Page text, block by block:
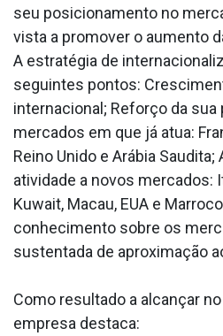
seu posicionamento no
vista a promover o aumento
A estratégia de
seguintes pontos:
internacional; Reforço da sua
mercados em que já atua:
Reino Unido e Arábia
atividade a novos mercados:
Kuwait, Macau, EUA e
conhecimento sobre os
sustentada de aproximação
Como resultado a alcançar
empresa destaca: